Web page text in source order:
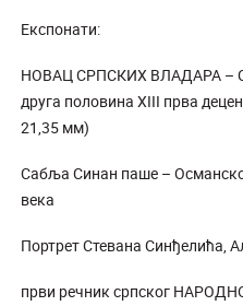
Експонати:
НОВАЦ СРПСКИХ ВЛАДАРА –
друга половина XIII прва
21,35 мм)
Сабља Синан паше –
века
Портрет Стевана Синђелића,
први речник српског